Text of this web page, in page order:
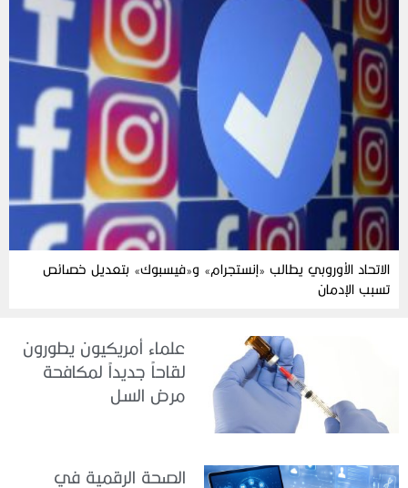
الاتحاد الأوروبي يطالب «إنستجرام» و«فيسبوك» بتعديل خصائص
تسبب الإدمان
علماء أمريكيون يطورون
لقاحاً جديداً لمكافحة
مرض السل
الصحة الرقمية في